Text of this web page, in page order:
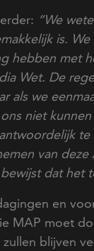
“We
is.
hebben met
Wet. De
als we
niet
van deze
dat het
en
MAP moet
blijven